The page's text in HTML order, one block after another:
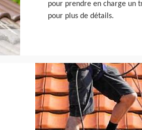
pour prendre en charge un
pour plus de détails.